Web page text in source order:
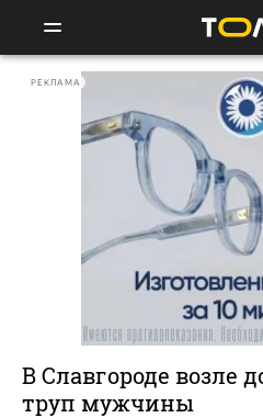
РЕКЛАМА
В Славгороде возле
труп мужчины